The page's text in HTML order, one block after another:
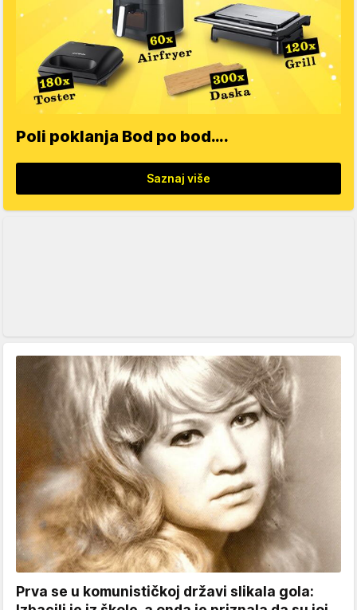
Poli poklanja Bod po bod….
Saznaj više
Prva se u komunističkoj državi slikala gola: